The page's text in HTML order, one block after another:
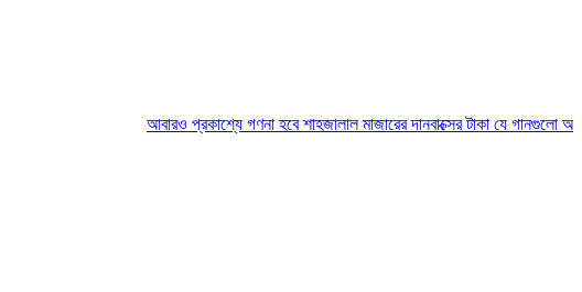
আবারও প্রকাশ্যে গণনা হবে শাহজালাল মাজারের দানবাক্সের টাকাযে গানগুলো আজও ফিরিয়ে